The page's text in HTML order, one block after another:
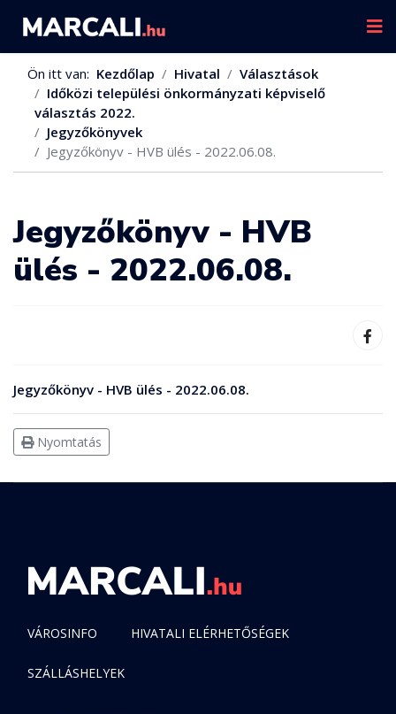
Ön itt van: Kezdőlap Hivatal
Választások
Időközi települési önkormányzati képviselő
választás 2022.
Jegyzőkönyvek
Jegyzőkönyv - HVB ülés - 2022.06.08.
Jegyzőkönyv - HVB
ülés - 2022.06.08.
Jegyzőkönyv - HVB ülés - 2022.06.08.
Nyomtatás
VÁROSINFO HIVATALI ELÉRHETŐSÉGEK
SZÁLLÁSHELYEK